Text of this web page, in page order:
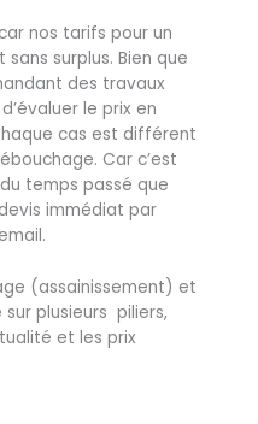
nos tarifs pour un
surplus. Bien que
des travaux
le prix en
cas est différent
Car c’est
temps passé que
immédiat par
(assainissement) et
plusieurs piliers,
et les prix